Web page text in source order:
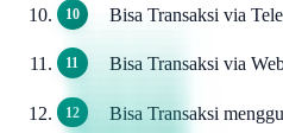
Bisa Transaksi via
Bisa Transaksi via
Bisa Transaksi